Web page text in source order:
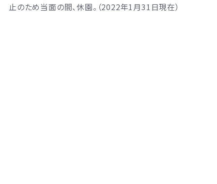
止のため当面の間、休園。（2022年1月31日現在）